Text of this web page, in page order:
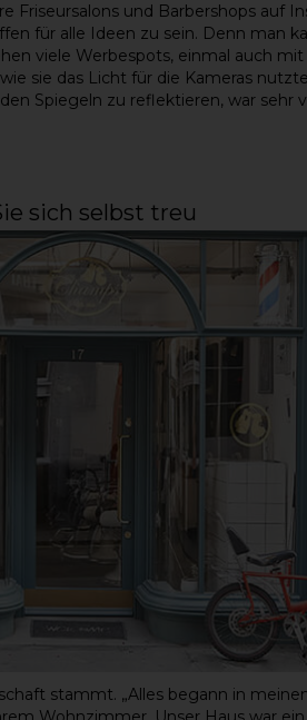
Friseursalons und Barbershops auf
für alle Ideen zu sein. Denn man
viele Werbespots, einmal auch
sie das Licht für die Kameras
Spiegeln zu reflektieren, war sehr
sich selbst treu
stammt. „Alles begann in